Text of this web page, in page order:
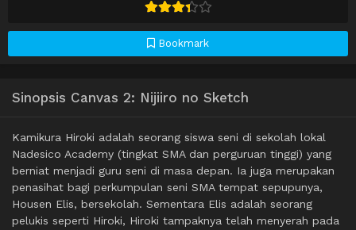
Bookmark
Sinopsis Canvas 2: Nijiiro no Sketch
Kamikura Hiroki adalah seorang siswa seni di sekolah lokal
Nadesico Academy (tingkat SMA dan perguruan tinggi) yang
berniat menjadi guru seni di masa depan. Ia juga merupakan
penasihat bagi perkumpulan seni SMA tempat sepupunya,
Housen Elis, bersekolah. Sementara Elis adalah seorang
pelukis seperti Hiroki, Hiroki tampaknya telah menyerah pada